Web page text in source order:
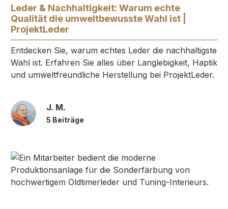
Leder & Nachhaltigkeit: Warum echte
Qualität die umweltbewusste Wahl ist |
ProjektLeder
Entdecken Sie, warum echtes Leder die nachhaltigste
Wahl ist. Erfahren Sie alles über Langlebigkeit, Haptik
und umweltfreundliche Herstellung bei ProjektLeder.
J. M.
5 Beiträge